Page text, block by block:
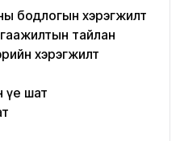
бодлогын хэрэгжилт
тайлан
хэрэгжилт
үе шат